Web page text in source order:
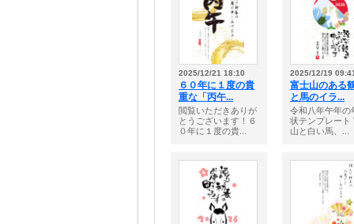
2025/12/21 18:10
６０年に１度の貴
重な「丙午...
閲覧いただきありが
とうございます！６
０年に１度の貴...
2025/12/19
富士山のある
と馬のイラ...
令和八年午年の
状テンプレート
山と白い馬、...